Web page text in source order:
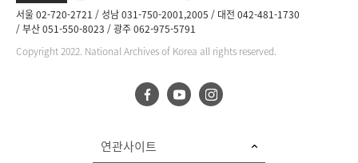
서울 02-720-2721 성남 031-750-2001,2005
대전 042-481-1730
부산 051-550-8023
광주 062-975-5791
Copyright 2022. National Archives of Korea all rights reserved.
연관사이트